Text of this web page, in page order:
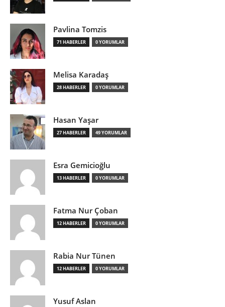
Pavlina Tomzis
71 HABERLER 0 YORUMLAR
Melisa Karadaş
28 HABERLER 0 YORUMLAR
Hasan Yaşar
27 HABERLER 49 YORUMLAR
Esra Gemicioğlu
13 HABERLER 0 YORUMLAR
Fatma Nur Çoban
12 HABERLER 0 YORUMLAR
Rabia Nur Tünen
12 HABERLER 0 YORUMLAR
Yusuf Aslan